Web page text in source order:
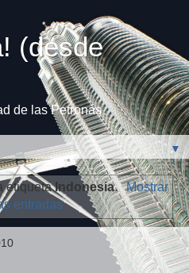
(desde
de las Petronas
▼
etiquetaIndonesia. Mostrar
entradas